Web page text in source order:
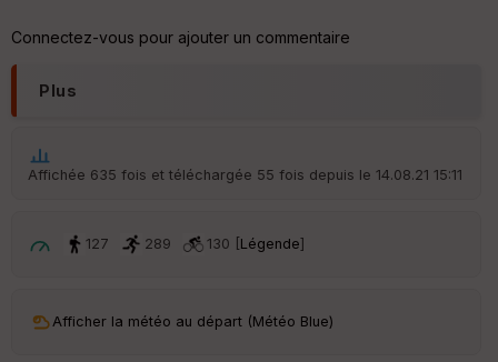
Connectez-vous pour ajouter un commentaire
Plus
Affichée 635 fois et téléchargée 55 fois depuis le 14.08.21 15:11
127 289 130 [Légende]
Afficher la météo au départ (Météo Blue)